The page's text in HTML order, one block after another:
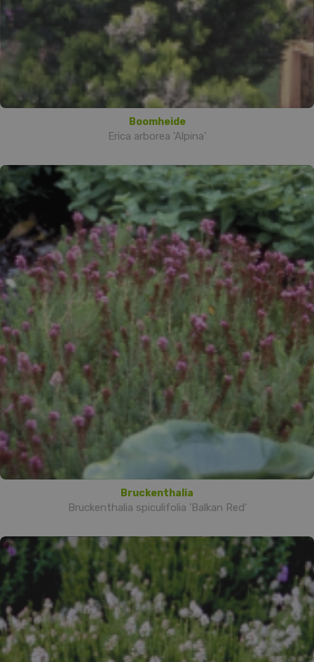
Boomheide
Erica arborea 'Alpina'
Bruckenthalia
Bruckenthalia spiculifolia 'Balkan Red'